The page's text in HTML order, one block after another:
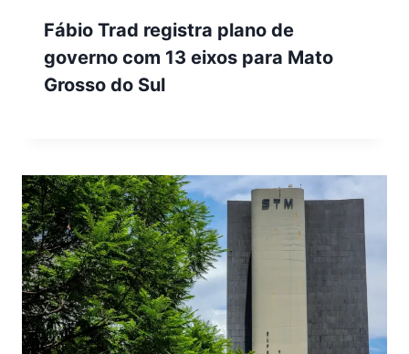
Fábio Trad registra plano de
governo com 13 eixos para Mato
Grosso do Sul